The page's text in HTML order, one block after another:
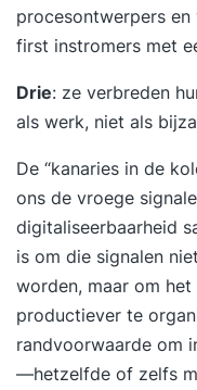
procesontwerpers
first instromers met
Drie: ze verbreden
als werk, niet als
De “kanaries in de
ons de vroege
digitaliseerbaarheid
is om die signalen
worden, maar om
productiever te
randvoorwaarde om
—hetzelfde of zelfs